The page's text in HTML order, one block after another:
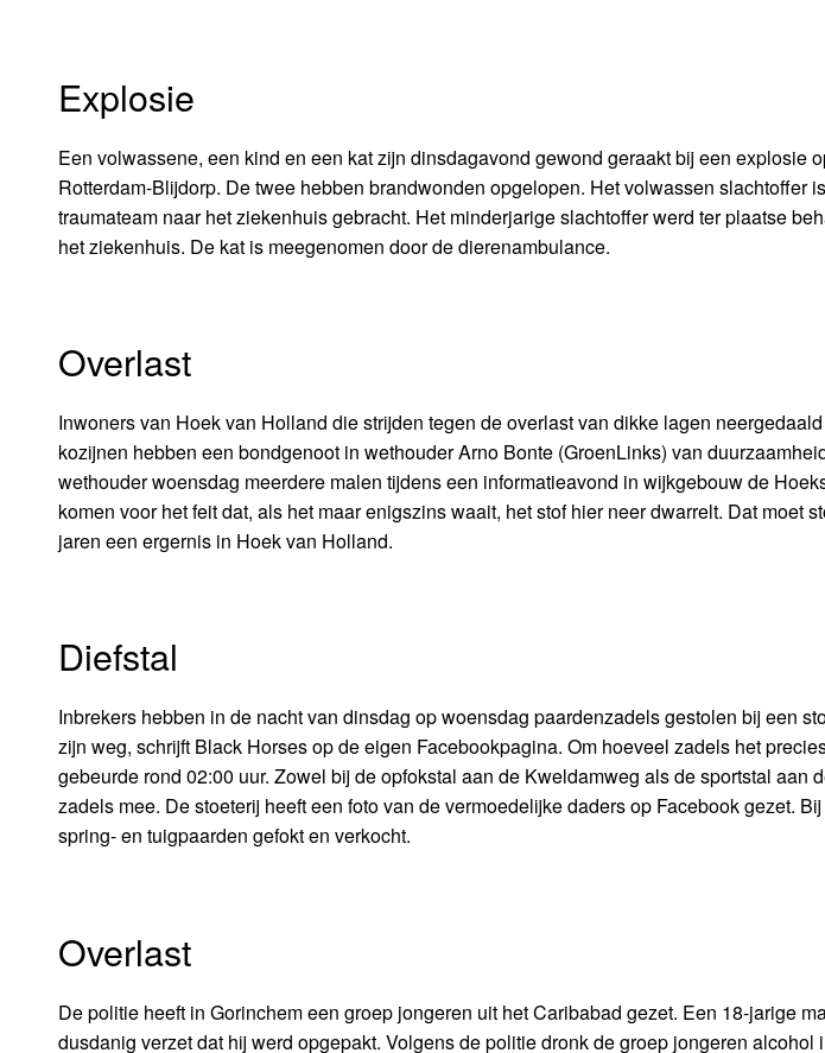
Explosie
Een volwassene, een kind en een kat zijn dinsdagavond gewond geraakt bij een explosie
Rotterdam-Blijdorp. De twee hebben brandwonden opgelopen. Het volwassen slachtoffer
traumateam naar het ziekenhuis gebracht. Het minderjarige slachtoffer werd ter plaatse
het ziekenhuis. De kat is meegenomen door de dierenambulance.
Overlast
Inwoners van Hoek van Holland die strijden tegen de overlast van dikke lagen
kozijnen hebben een bondgenoot in wethouder Arno Bonte (GroenLinks) van
wethouder woensdag meerdere malen tijdens een informatieavond in wijkgebouw de
komen voor het feit dat, als het maar enigszins waait, het stof hier neer dwarrelt. Dat moet
jaren een ergernis in Hoek van Holland.
Diefstal
Inbrekers hebben in de nacht van dinsdag op woensdag paardenzadels gestolen bij een
zijn weg, schrijft Black Horses op de eigen Facebookpagina. Om hoeveel zadels het
gebeurde rond 02:00 uur. Zowel bij de opfokstal aan de Kweldamweg als de sportstal aan
zadels mee. De stoeterij heeft een foto van de vermoedelijke daders op Facebook gezet.
spring- en tuigpaarden gefokt en verkocht.
Overlast
De politie heeft in Gorinchem een groep jongeren uit het Caribabad gezet. Een 18-jarige
dusdanig verzet dat hij werd opgepakt. Volgens de politie dronk de groep jongeren alcohol